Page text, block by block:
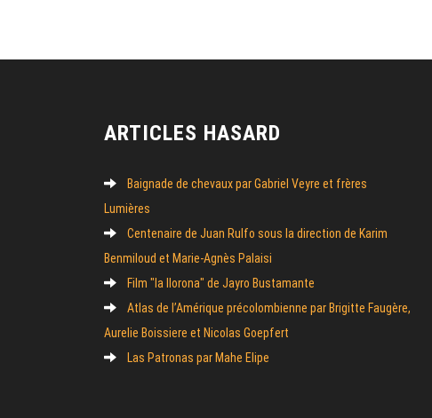
ARTICLES HASARD
Baignade de chevaux par Gabriel Veyre et frères
Lumières
Centenaire de Juan Rulfo sous la direction de Karim
Benmiloud et Marie-Agnès Palaisi
Film "la llorona" de Jayro Bustamante
Atlas de l’Amérique précolombienne par Brigitte Faugère,
Aurelie Boissiere et Nicolas Goepfert
Las Patronas par Mahe Elipe